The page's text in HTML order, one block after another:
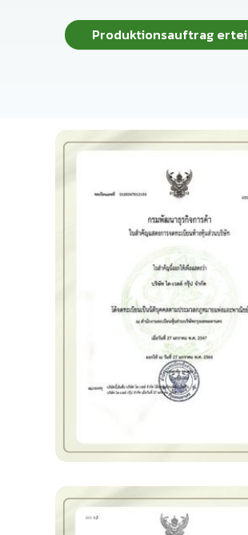
Produktionsauftrag